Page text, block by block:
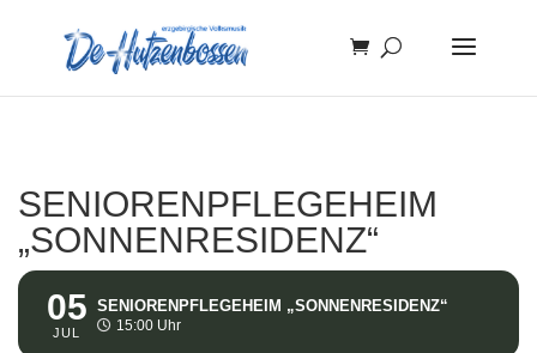
SENIORENPFLEGEHEIM
„SONNENRESIDENZ“
05
JUL
SENIORENPFLEGEHEIM „SONNENRESIDENZ“
15:00 Uhr